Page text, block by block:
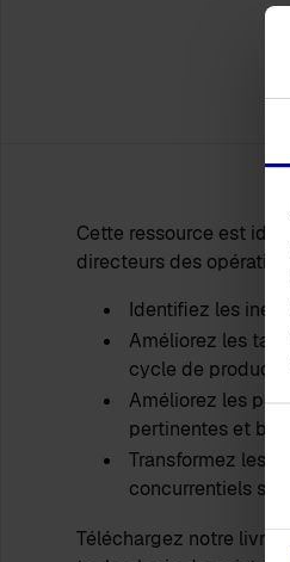
Cette ressource est
directeurs des
Identifiez les
Améliorez les
cycle de
Améliorez les
pertinentes et
Transformez les
concurrentiels
Téléchargez notre livre